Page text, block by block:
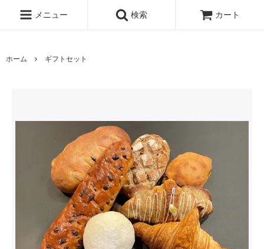
メニュー 検索 カート
ホーム ギフトセット